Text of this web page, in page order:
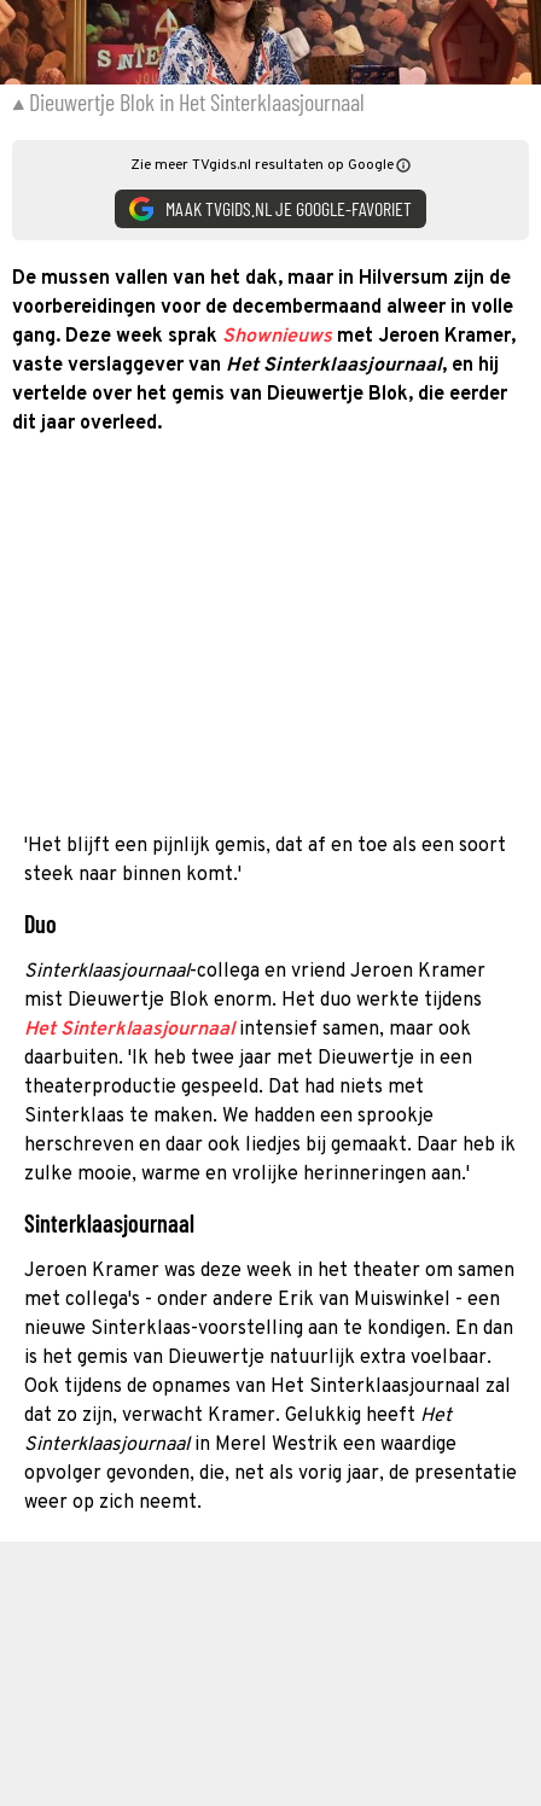
Dieuwertje Blok in Het Sinterklaasjournaal
Zie meer TVgids.nl resultaten op Google
MAAK TVGIDS.NL JE GOOGLE-FAVORIET
De mussen vallen van het dak, maar in Hilversum zijn de
voorbereidingen voor de decembermaand alweer in volle
gang. Deze week sprak Shownieuws met Jeroen Kramer,
vaste verslaggever van Het Sinterklaasjournaal, en hij
vertelde over het gemis van Dieuwertje Blok, die eerder
dit jaar overleed.
'Het blijft een pijnlijk gemis, dat af en toe als een soort
steek naar binnen komt.'
Duo
Sinterklaasjournaal-collega en vriend Jeroen Kramer
mist Dieuwertje Blok enorm. Het duo werkte tijdens
Het Sinterklaasjournaal intensief samen, maar ook
daarbuiten. 'Ik heb twee jaar met Dieuwertje in een
theaterproductie gespeeld. Dat had niets met
Sinterklaas te maken. We hadden een sprookje
herschreven en daar ook liedjes bij gemaakt. Daar heb ik
zulke mooie, warme en vrolijke herinneringen aan.'
Sinterklaasjournaal
Jeroen Kramer was deze week in het theater om samen
met collega's - onder andere Erik van Muiswinkel - een
nieuwe Sinterklaas-voorstelling aan te kondigen. En dan
is het gemis van Dieuwertje natuurlijk extra voelbaar.
Ook tijdens de opnames van Het Sinterklaasjournaal zal
dat zo zijn, verwacht Kramer. Gelukkig heeft Het
Sinterklaasjournaalin Merel Westrik een waardige
opvolger gevonden, die, net als vorig jaar, de presentatie
weer op zich neemt.